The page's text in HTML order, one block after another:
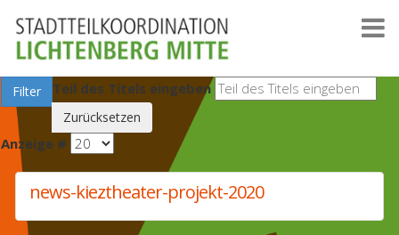
Teil des Titels eingeben
Filter
Zurücksetzen
Anzeige #
news-kieztheater-projekt-2020